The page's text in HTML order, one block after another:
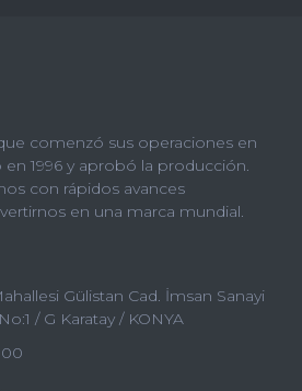
comenzó sus operaciones en
en 1996 y aprobó la producción.
con rápidos avances
en una marca mundial.
Gülistan Cad. İmsan Sanayi
/ G Karatay / KONYA